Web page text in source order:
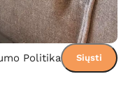
Politika